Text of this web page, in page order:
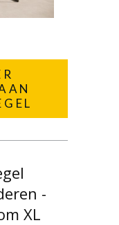
-
XL